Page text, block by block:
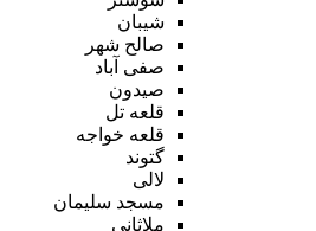
شیبان
صالح شهر
صفی آباد
صیدون
قلعه تل
قلعه خواجه
گتوند
لالی
مسجد سلیمان
ملاثانی